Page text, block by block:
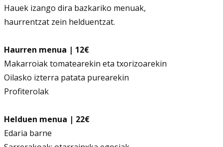
Hauek izango dira bazkariko menuak,
haurrentzat zein helduentzat.
Haurren menua | 12€
Makarroiak tomatearekin eta txorizoarekin
Oilasko izterra patata purearekin
Profiterolak
Helduen menua | 22€
Edaria barne